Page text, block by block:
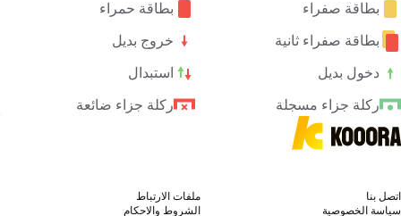
بطاقة صفراء بطاقة حمراء
بطاقة صفراء ثانية خروج بديل
دخول بديل استبدال
ركلة جزاء مسجلة ركلة جزاء ضائعة
اتصل بنا
ملفات الارتباط
سياسة الخصوصية
الشروط والاحكام